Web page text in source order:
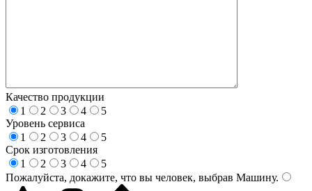
Качество продукции
1
2 3 4
5
Уровень сервиса
1
2 3 4
5
Срок изготовления
1
2 3 4
5
Пожалуйста, докажите, что вы человек, выбрав Машину.